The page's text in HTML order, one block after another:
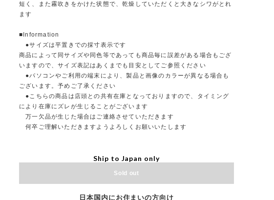
短く、また霧吹きをかけた状態で、乾燥していただくと大きなシワがとれ
ます
■Information
●サイズは平置きでの採寸表示です
商品によって同サイズや同色等であっても商品毎に誤差がある場合もござ
いますので、サイズ表記はあくまでも目安としてご参照ください
●パソコンやご利用の端末により、製品と画像のカラーが異なる場合も
ございます。予めご了承ください
●こちらの商品は店頭との共有在庫となっておりますので、タイミング
により在庫にズレが生じることがございます
万一欠品が生じた場合はご連絡させていただきます
何卒ご理解いただきますようよろしくお願いいたします
Ship to Japan only
Sold out
日本国内にお住まいの方向け